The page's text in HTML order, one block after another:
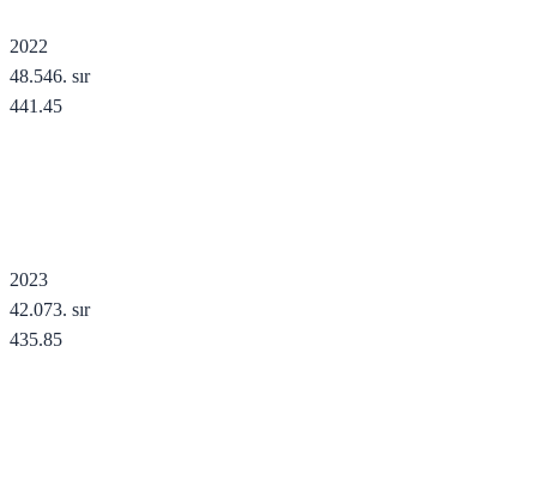
2022
48.546. sır
441.45
2023
42.073. sır
435.85